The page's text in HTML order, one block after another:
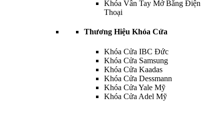
Khóa Vân Tay Mở Bằng Điện
Thoại
Thương Hiệu Khóa Cửa
Khóa Cửa IBC Đức
Khóa Cửa Samsung
Khóa Cửa Kaadas
Khóa Cửa Dessmann
Khóa Cửa Yale Mỹ
Khóa Cửa Adel Mỹ